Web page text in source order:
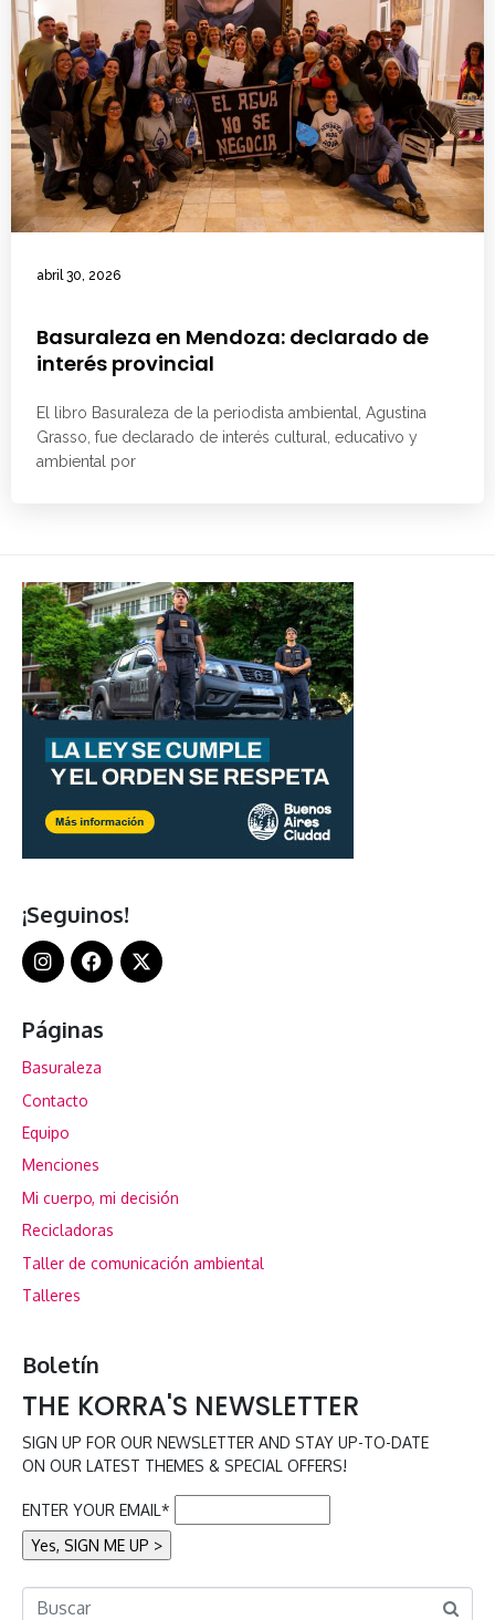
abril 30, 2026
Basuraleza en Mendoza: declarado de
interés provincial
El libro Basuraleza de la periodista ambiental, Agustina
Grasso, fue declarado de interés cultural, educativo y
ambiental por
¡Seguinos!
Páginas
Basuraleza
Contacto
Equipo
Menciones
Mi cuerpo, mi decisión
Recicladoras
Taller de comunicación ambiental
Talleres
Boletín
THE KORRA'S NEWSLETTER
SIGN UP FOR OUR NEWSLETTER AND STAY UP-TO-DATE
ON OUR LATEST THEMES & SPECIAL OFFERS!
ENTER YOUR EMAIL*